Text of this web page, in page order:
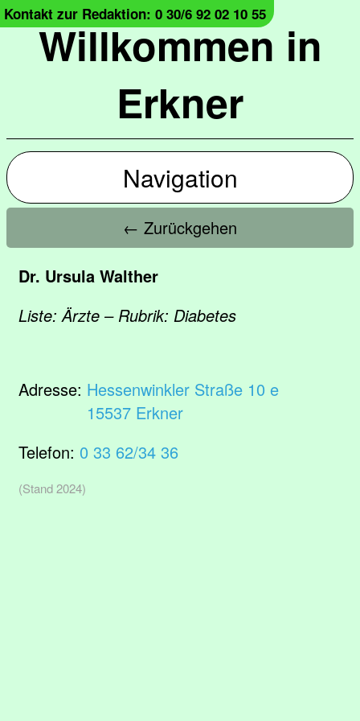
Willkommen in
Erkner
Kontakt zur Redaktion: 0 30/6 92 02 10 55
Navigation
← Zurückgehen
Dr. Ursula Walther
Liste: Ärzte – Rubrik: Diabetes
Adresse: Hessenwinkler Straße 10 e
15537 Erkner
Telefon: 0 33 62/34 36
(Stand 2024)